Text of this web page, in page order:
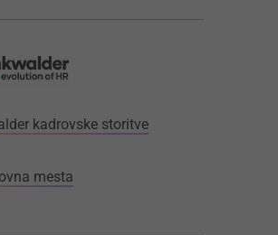
kadrovske storitve
mesta